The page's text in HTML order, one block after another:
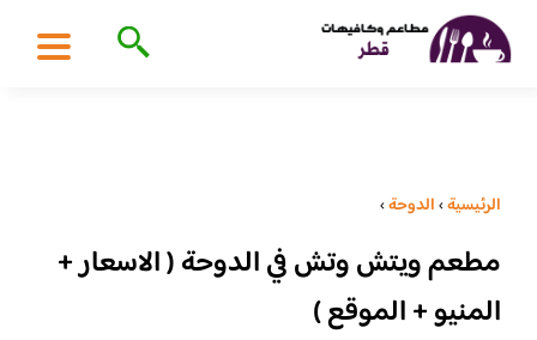
الرئيسية›الدوحة›
مطعم ويتش وتش في الدوحة ( الاسعار +
المنيو + الموقع )